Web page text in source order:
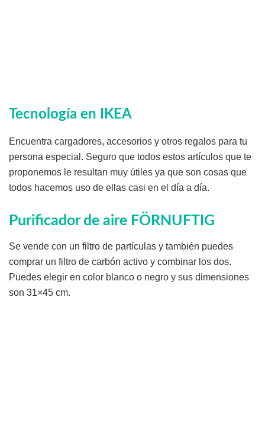
Tecnología en IKEA
Encuentra cargadores, accesorios y otros regalos para tu
persona especial. Seguro que todos estos artículos que te
proponemos le resultan muy útiles ya que son cosas que
todos hacemos uso de ellas casi en el día a día.
Purificador de aire FÖRNUFTIG
Se vende con un filtro de partículas y también puedes
comprar un filtro de carbón activo y combinar los dos.
Puedes elegir en color blanco o negro y sus dimensiones
son 31×45 cm.